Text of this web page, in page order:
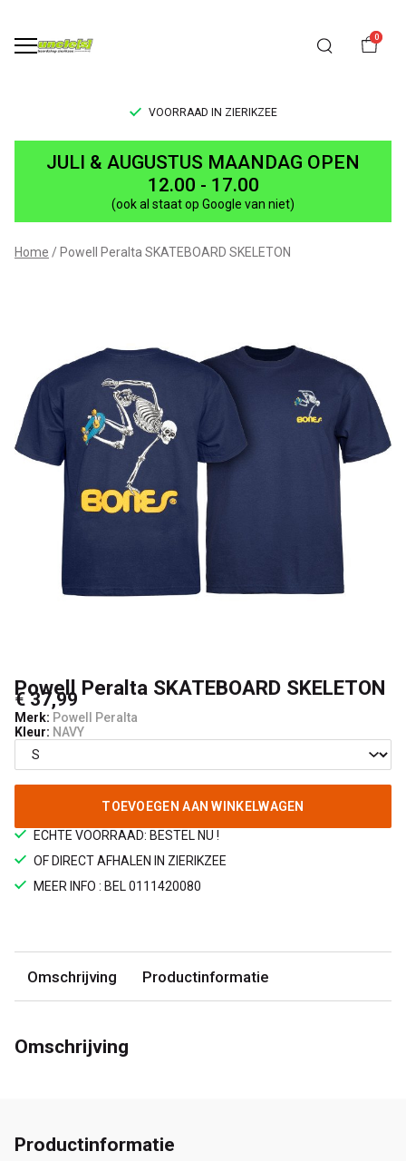
0
VOORRAAD IN ZIERIKZEE
Powell
Peralta
SKATEBOARD
SKELETON
UNCLE[S]
Boardshop
JULI & AUGUSTUS MAANDAG OPEN
12.00 - 17.00
(ook al staat op Google van niet)
Home Powell Peralta SKATEBOARD SKELETON
Powell Peralta SKATEBOARD SKELETON
€ 37,99
Merk: Powell Peralta
Kleur: NAVY
TOEVOEGEN AAN WINKELWAGEN
ECHTE VOORRAAD: BESTEL NU !
OF DIRECT AFHALEN IN ZIERIKZEE
MEER INFO : BEL 0111420080
Omschrijving Productinformatie
Omschrijving
Productinformatie